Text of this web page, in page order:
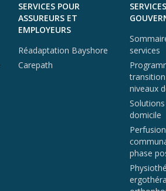
SERVICES POUR
ASSUREURS ET
EMPLOYEURS
Réadaptation Bayshore
Carepath
services
transition
niveaux
domicile
phase